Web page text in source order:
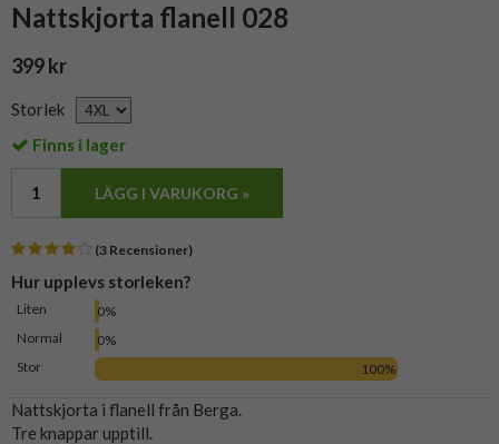
Nattskjorta flanell 028
399 kr
Storlek
Finns i lager
LÄGG I VARUKORG »
(3 Recensioner)
Hur upplevs storleken?
Liten
0%
Normal
0%
Stor
100%
Nattskjorta i flanell från Berga.
Tre knappar upptill.